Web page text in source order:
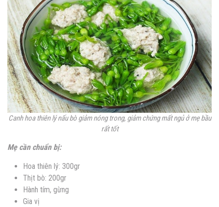
Canh hoa thiên lý nấu bò giảm nóng trong, giảm chứng mất ngủ ở mẹ bầu
rất tốt
Mẹ cần chuẩn bị:
Hoa thiên lý: 300gr
Thịt bò: 200gr
Hành tím, gừng
Gia vị